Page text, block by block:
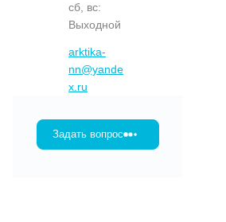
сб, вс:
Выходной
arktika-
nn@yande
x.ru
Задать вопрос